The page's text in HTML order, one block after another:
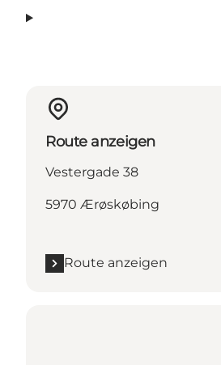
Route anzeigen
Vestergade 38
5970 Ærøskøbing
Route anzeigen